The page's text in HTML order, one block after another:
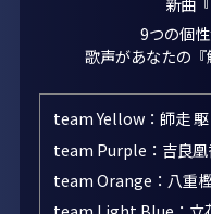
9つの個
歌声があなたの『
team Yellow：師走
team Purple：吉良凰
team Orange：八重